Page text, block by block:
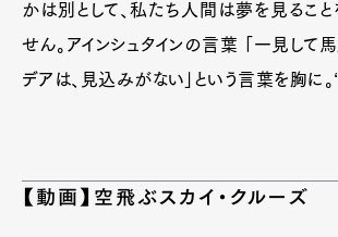
かは別として、私たち人間は夢を見るこ
せん。アインシュタインの言葉 「一見して
デアは、見込みがない」という言葉を胸に。
【動画】空飛ぶスカイ・クルーズ